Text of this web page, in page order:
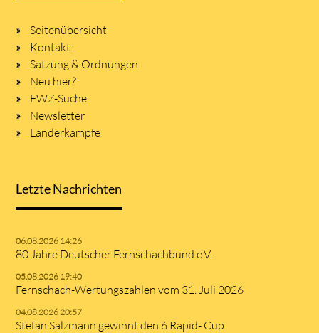
Seitenübersicht
Kontakt
Satzung & Ordnungen
Neu hier?
FWZ-Suche
Newsletter
Länderkämpfe
Letzte Nachrichten
06.08.2026 14:26
80 Jahre Deutscher Fernschachbund e.V.
05.08.2026 19:40
Fernschach-Wertungszahlen vom 31. Juli 2026
04.08.2026 20:57
Stefan Salzmann gewinnt den 6.Rapid- Cup